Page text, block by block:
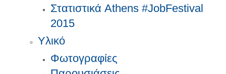
Στατιστικά Athens #JobFestival
2015
Υλικό
Φωτογραφίες